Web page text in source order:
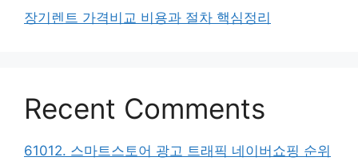
장기렌트 가격비교 비용과 절차 핵심정리
Recent Comments
61012. 스마트스토어 광고 트래픽 네이버쇼핑 순위